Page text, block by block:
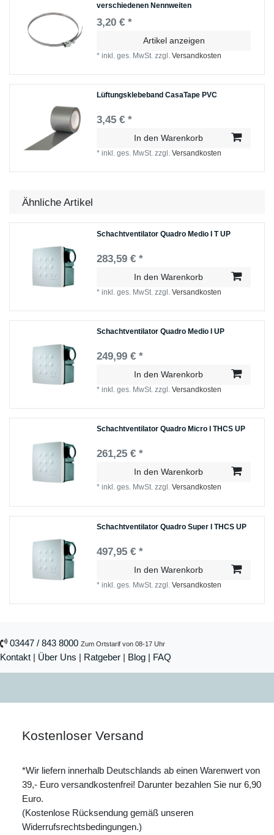
verschiedenen Nennweiten
3,20 € *
Artikel anzeigen
*inkl. ges. MwSt. zzgl.Versandkosten
Lüftungsklebeband CasaTape PVC
3,45 € *
In den Warenkorb
*inkl. ges. MwSt. zzgl.Versandkosten
Ähnliche Artikel
Schachtventilator Quadro Medio I T UP
283,59 € *
In den Warenkorb
*inkl. ges. MwSt. zzgl.Versandkosten
Schachtventilator Quadro Medio I UP
249,99 € *
In den Warenkorb
*inkl. ges. MwSt. zzgl.Versandkosten
Schachtventilator Quadro Micro I THCS UP
261,25 € *
In den Warenkorb
*inkl. ges. MwSt. zzgl.Versandkosten
Schachtventilator Quadro Super I THCS UP
497,95 € *
In den Warenkorb
*inkl. ges. MwSt. zzgl.Versandkosten
03447 / 843 8000 Zum Ortstarif von 08-17 Uhr
Kontakt | Über Uns | Ratgeber | Blog | FAQ
Kostenloser Versand
*Wir liefern innerhalb Deutschlands ab einen Warenwert von
39,- Euro versandkostenfrei! Darunter bezahlen Sie nur 6,90
Euro.
(Kostenlose Rücksendung gemäß unseren
Widerrufsrechtsbedingungen.)